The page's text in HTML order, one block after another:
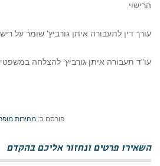
הרישוי.
עורך דין לתעבורה איתן גורביץ' שומר על
עו"ד תעבורה איתן גורביץ' להצלחה
פורסם ב:מהירות
השאירו פרטים ונחזור אליכם בהקדם